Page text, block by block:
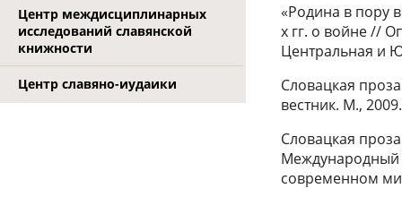
Центр междисциплинарных
исследований славянской
книжности
Центр славяно-иудаики
«Родина в пору
х гг. о войне //
Центральная и
Словацкая
вестник. М.,
Словацкая
Международный
современном